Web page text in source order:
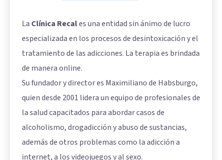
La Clínica Recales una entidad sin ánimo de lucro
especializada en los procesos de desintoxicación y el
tratamiento de las adicciones. La terapia es brindada
de manera online.
Su fundador y director es Maximiliano de Habsburgo,
quien desde 2001 lidera un equipo de profesionales de
la salud capacitados para abordar casos de
alcoholismo, drogadicción y abuso de sustancias,
además de otros problemas como la adicción a
internet, a los videojuegos y al sexo.